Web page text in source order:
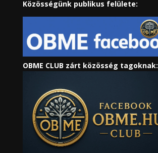
Közösségünk publikus felülete:
OBME CLUB zárt közösség tagoknak: